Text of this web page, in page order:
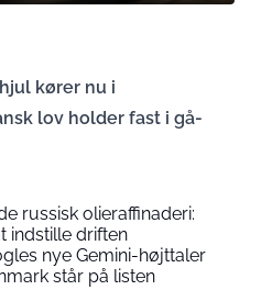
kører nu i
lov holder fast i gå-
russisk olieraffinaderi:
indstille driften
nye Gemini-højttaler
står på listen